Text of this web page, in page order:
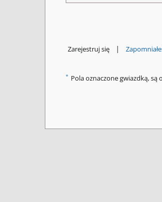
Zarejestruj się |
* Pola oznaczone gwiazdką, są